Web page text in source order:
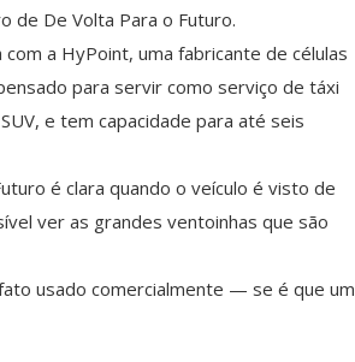
de De Volta Para o Futuro.
a HyPoint, uma fabricante de células
para servir como serviço de táxi
e tem capacidade para até seis
é clara quando o veículo é visto de
ver as grandes ventoinhas que são
usado comercialmente — se é que um